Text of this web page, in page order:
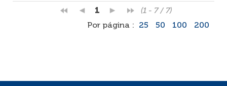
1
(1 - 7 / 7)
Por página :
25 50 100 200